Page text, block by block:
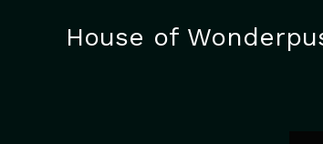
House of